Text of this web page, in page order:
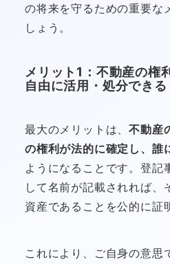
の将来を守るための重要な
しょう。
メリット1：不動産の権
自由に活用・処分できる
最大のメリットは、不動産
の権利が法的に確定し、誰
ようになることです。登記
して名前が記載されれば、
資産であることを公的に証
これにより、ご自身の意思